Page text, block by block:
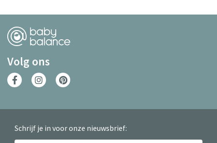
Volg ons
Schrijf je in voor onze nieuwsbrief: